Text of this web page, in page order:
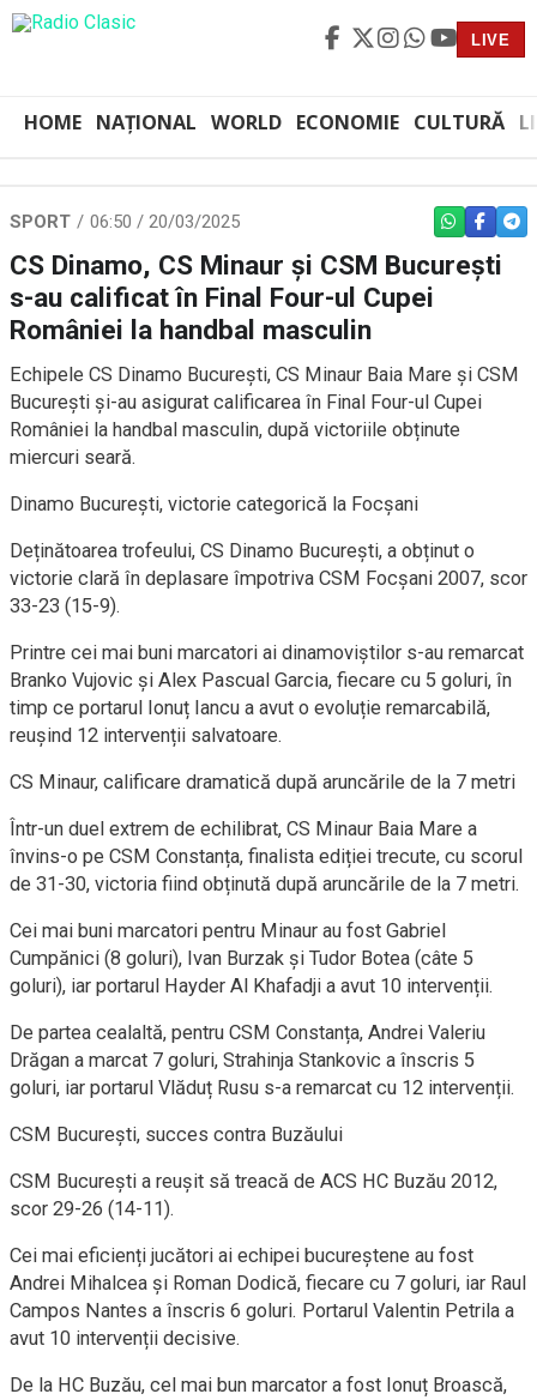
LIVE
HOME NAȚIONAL WORLD ECONOMIE CULTURĂ
SPORT 06:50 / 20/03/2025 WHATSAPP
CS Dinamo, CS Minaur și CSM București
s-au calificat în Final Four-ul Cupei
României la handbal masculin
Echipele CS Dinamo București, CS Minaur Baia Mare și CSM
București și-au asigurat calificarea în Final Four-ul Cupei
României la handbal masculin, după victoriile obținute
miercuri seară.
Dinamo București, victorie categorică la Focșani
Deținătoarea trofeului, CS Dinamo București, a obținut o
victorie clară în deplasare împotriva CSM Focșani 2007, scor
33-23 (15-9).
Printre cei mai buni marcatori ai dinamoviștilor s-au remarcat
Branko Vujovic și Alex Pascual Garcia, fiecare cu 5 goluri, în
timp ce portarul Ionuț Iancu a avut o evoluție remarcabilă,
reușind 12 intervenții salvatoare.
CS Minaur, calificare dramatică după aruncările de la 7 metri
Într-un duel extrem de echilibrat, CS Minaur Baia Mare a
învins-o pe CSM Constanța, finalista ediției trecute, cu scorul
de 31-30, victoria fiind obținută după aruncările de la 7 metri.
Cei mai buni marcatori pentru Minaur au fost Gabriel
Cumpănici (8 goluri), Ivan Burzak și Tudor Botea (câte 5
goluri), iar portarul Hayder Al Khafadji a avut 10 intervenții.
De partea cealaltă, pentru CSM Constanța, Andrei Valeriu
Drăgan a marcat 7 goluri, Strahinja Stankovic a înscris 5
goluri, iar portarul Vlăduț Rusu s-a remarcat cu 12 intervenții.
CSM București, succes contra Buzăului
CSM București a reușit să treacă de ACS HC Buzău 2012,
scor 29-26 (14-11).
Cei mai eficienți jucători ai echipei bucureștene au fost
Andrei Mihalcea și Roman Dodică, fiecare cu 7 goluri, iar Raul
Campos Nantes a înscris 6 goluri. Portarul Valentin Petrila a
avut 10 intervenții decisive.
De la HC Buzău, cel mai bun marcator a fost Ionuț Broască,